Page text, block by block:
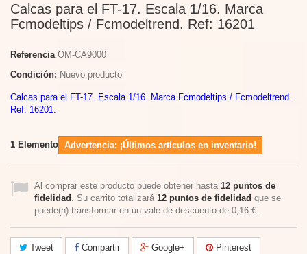
Calcas para el FT-17. Escala 1/16. Marca
Fcmodeltips / Fcmodeltrend. Ref: 16201
Referencia OM-CA9000
Condición: Nuevo producto
Calcas para el FT-17. Escala 1/16. Marca Fcmodeltips / Fcmodeltrend.
Ref: 16201.
1 Elemento Advertencia: ¡Últimos artículos en inventario!
Al comprar este producto puede obtener hasta 12 puntos de
fidelidad . Su carrito totalizará 12 puntos de fidelidad que se
puede(n) transformar en un vale de descuento de 0,16 €.
Tweet Compartir Google+ Pinterest